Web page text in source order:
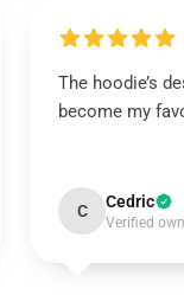
The hoodie’s
become my
C Cedric
Verified